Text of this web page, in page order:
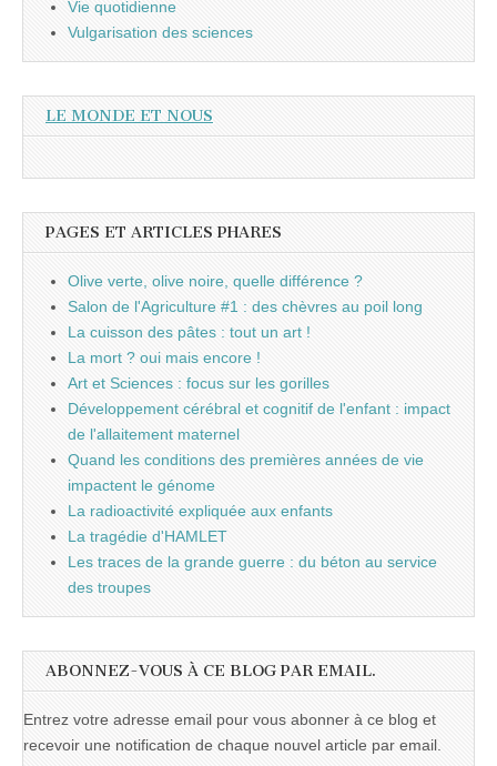
Vie quotidienne
Vulgarisation des sciences
LE MONDE ET NOUS
PAGES ET ARTICLES PHARES
Olive verte, olive noire, quelle différence ?
Salon de l'Agriculture #1 : des chèvres au poil long
La cuisson des pâtes : tout un art !
La mort ? oui mais encore !
Art et Sciences : focus sur les gorilles
Développement cérébral et cognitif de l'enfant : impact
de l'allaitement maternel
Quand les conditions des premières années de vie
impactent le génome
La radioactivité expliquée aux enfants
La tragédie d'HAMLET
Les traces de la grande guerre : du béton au service
des troupes
ABONNEZ-VOUS À CE BLOG PAR EMAIL.
Entrez votre adresse email pour vous abonner à ce blog et
recevoir une notification de chaque nouvel article par email.